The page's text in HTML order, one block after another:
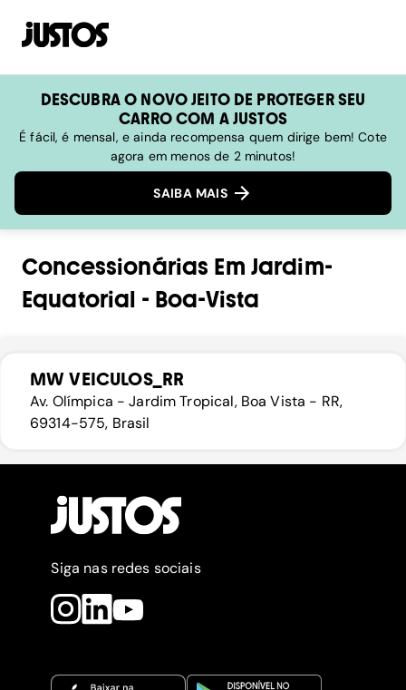
DESCUBRA O NOVO JEITO DE PROTEGER SEU
CARRO COM A JUSTOS
É fácil, é mensal, e ainda recompensa quem dirige bem! Cote
agora em menos de 2 minutos!
SAIBA MAIS
Concessionárias Em Jardim-
Equatorial - Boa-Vista
MW VEICULOS_RR
Av. Olímpica - Jardim Tropical, Boa Vista - RR,
69314-575, Brasil
Siga nas redes sociais